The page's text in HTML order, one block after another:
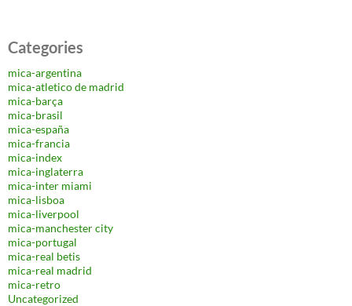
Categories
mica-argentina
mica-atletico de madrid
mica-barça
mica-brasil
mica-españa
mica-francia
mica-index
mica-inglaterra
mica-inter miami
mica-lisboa
mica-liverpool
mica-manchester city
mica-portugal
mica-real betis
mica-real madrid
mica-retro
Uncategorized